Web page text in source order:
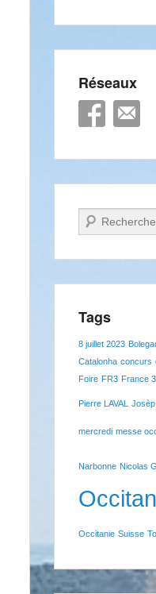
Réseaux
Recherche
Tags
8 juillet 2023
Catalonha concurs
Foire FR3 France 3
Pierre LAVAL Josèp
mercredi messe
Narbonne Nicolas
Occitanie Suisse